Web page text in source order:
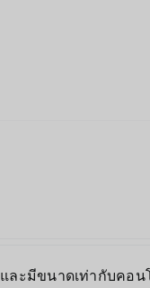
และมีขนาดเท่ากับคอน